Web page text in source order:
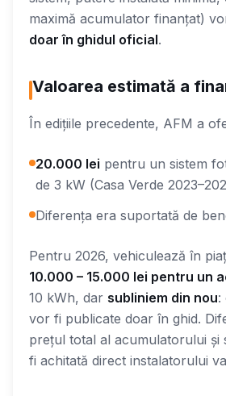
maximă acumulator finanțat)
doar în ghidul oficial.
Valoarea estimată a
În edițiile precedente, AFM a
20.000 lei pentru un sistem
de 3 kW (Casa Verde
Diferența era suportată de
Pentru 2026, vehiculează în
10.000 – 15.000 lei pentru un
10 kWh, dar subliniem din nou:
vor fi publicate doar în ghid.
prețul total al acumulatorului și
fi achitată direct instalatorului